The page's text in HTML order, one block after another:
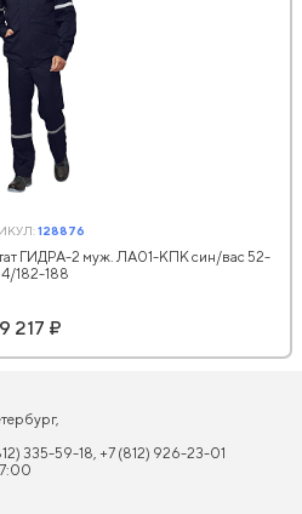
128876
ГИДРА-2 муж. ЛА01-КПК син/вас 52-
182-188
9 217 ₽
335-59-18, +7 (812) 926-23-01